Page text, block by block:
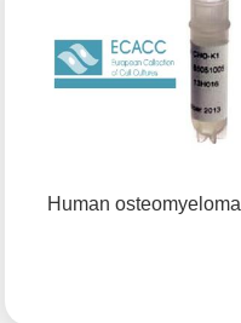
Human osteomyeloma